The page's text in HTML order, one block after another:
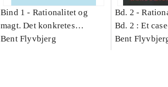
Bind 1 - Rationalitet og
magt. Det konkretes
videnskab. Bind 1
Bent Flyvbjerg
Bd. 2 -
Bd. 2 : Et
studie af
Bent